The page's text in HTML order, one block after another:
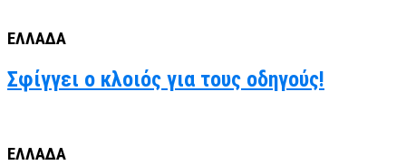
ΕΛΛΑΔΑ
Σφίγγει ο κλοιός για τους οδηγούς!
ΕΛΛΑΔΑ